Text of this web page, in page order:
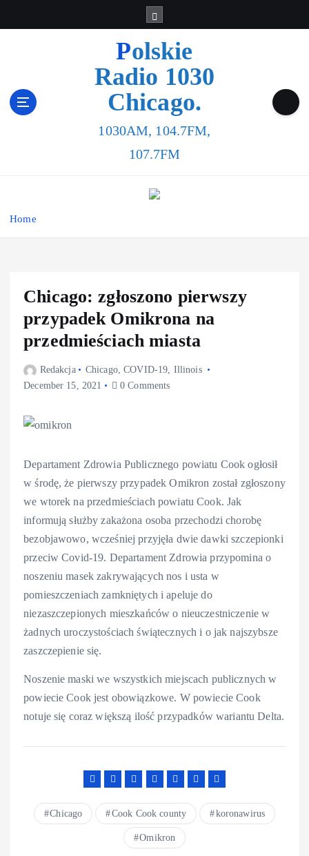
Polskie
Radio 1030
Chicago.
1030AM, 104.7FM,
107.7FM
Home
Chicago: zgłoszono pierwszy
przypadek Omikrona na
przedmieściach miasta
Redakcja Chicago,COVID-19, Illinois
December 15, 2021
0 Comments
Departament Zdrowia Publicznego powiatu Cook ogłosił
w środę, że pierwszy przypadek Omikron został zgłoszony
we wtorek na przedmieściach powiatu Cook. Jak
informują służby zakażona osoba przechodzi chorobę
bezobjawowo, wcześniej przyjęła dwie dawki szczepionki
przeciw Covid-19. Departament Zdrowia przypomina o
noszeniu masek zakrywających nos i usta w
pomieszczeniach zamkniętych i apeluje do
niezaszczepionych mieszkańców o nieuczestniczenie w
żadnych uroczystościach świątecznych i o jak najszybsze
zaszczepienie się.
Noszenie maski we wszystkich miejscach publicznych w
powiecie Cook jest obowiązkowe. W powiecie Cook
notuje się coraz większą ilość przypadków wariantu Delta.
Chicago Cook Cook county koronawirus
Omikron